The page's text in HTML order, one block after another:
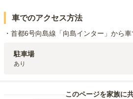
車でのアクセス方法
・首都6号向島線「向島インター」から
駐車場
あり
このページを家族に